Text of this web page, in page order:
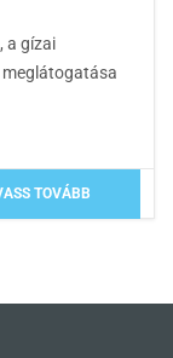
a gízai
meglátogatása
TOVÁBB